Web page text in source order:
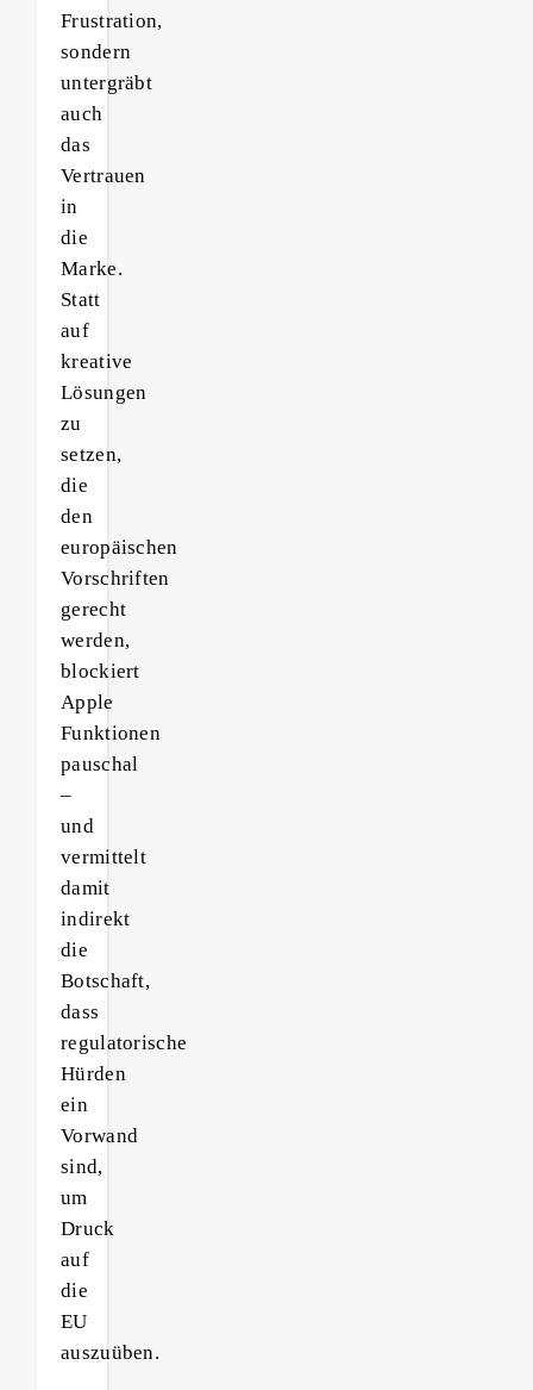
Frustration,
sondern
untergräbt
auch
das
Vertrauen
in
die
Marke.
Statt
auf
kreative
Lösungen
zu
setzen,
die
den
europäischen
Vorschriften
gerecht
werden,
blockiert
Apple
Funktionen
pauschal
–
und
vermittelt
damit
indirekt
die
Botschaft,
dass
regulatorische
Hürden
ein
Vorwand
sind,
um
Druck
auf
die
EU
auszuüben.